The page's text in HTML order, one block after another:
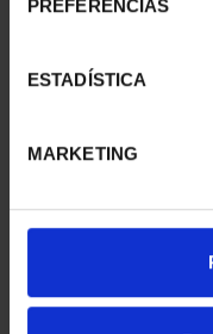
PREFERENCIAS
ESTADÍSTICA
MARKETING
"HARLEQUIN
€163.00